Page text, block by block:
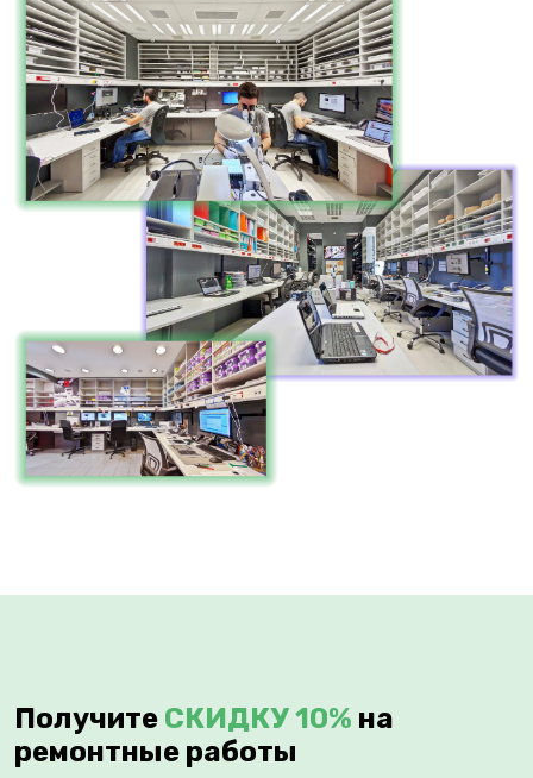
Получите СКИДКУ 10% на
ремонтные работы